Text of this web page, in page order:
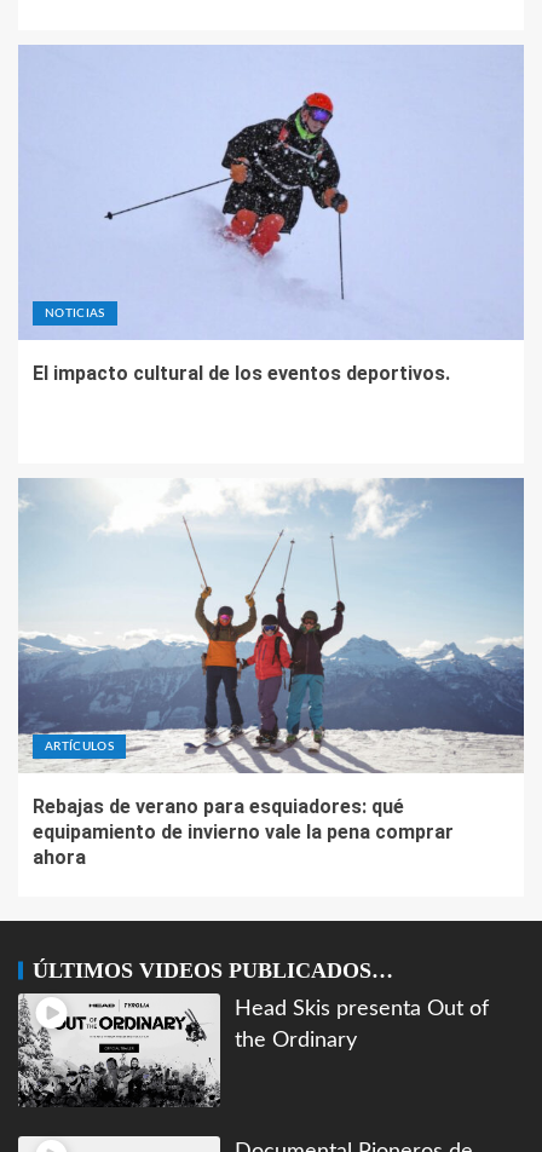
NOTICIAS
El impacto cultural de los eventos deportivos.
ARTÍCULOS
Rebajas de verano para esquiadores: qué
equipamiento de invierno vale la pena comprar
ahora
ÚLTIMOS VIDEOS PUBLICADOS…
Head Skis presenta Out of
the Ordinary